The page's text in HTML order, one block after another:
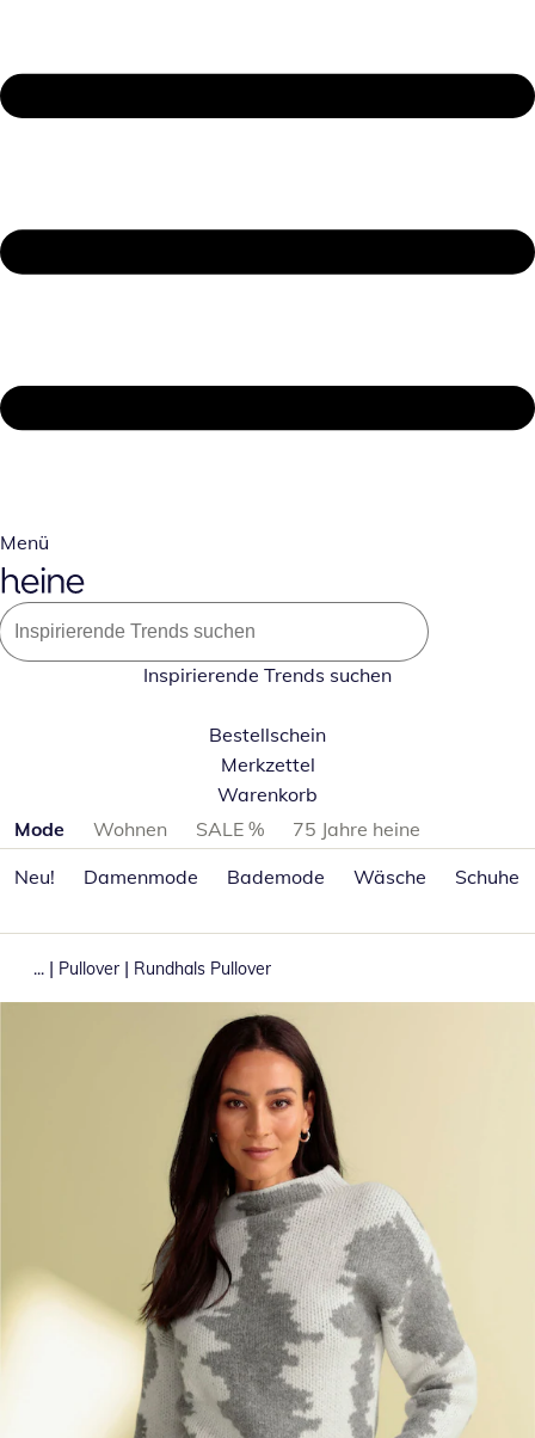
Menü
Inspirierende Trends suchen
Bestellschein
Merkzettel
Warenkorb
Produktkategorien überspringen
Mode Wohnen SALE %
75 Jahre heine
Neu!
Damenmode Bademode Wäsche Schuhe
... | Pullover | Rundhals Pullover